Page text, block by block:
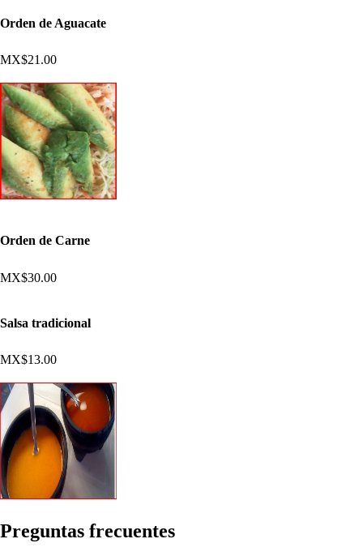
Orden de Aguacate
MX$21.00
Orden de Carne
MX$30.00
Salsa tradicional
MX$13.00
Preguntas frecuentes